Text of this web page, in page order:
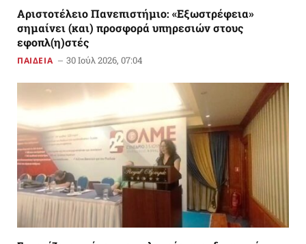
Αριστοτέλειο Πανεπιστήμιο: «Εξωστρέφεια»
σημαίνει (και) προσφορά υπηρεσιών στους
εφοπλ(η)στές
ΠΑΙΔΕΙΑ 30 Ιούλ 2026, 07:04